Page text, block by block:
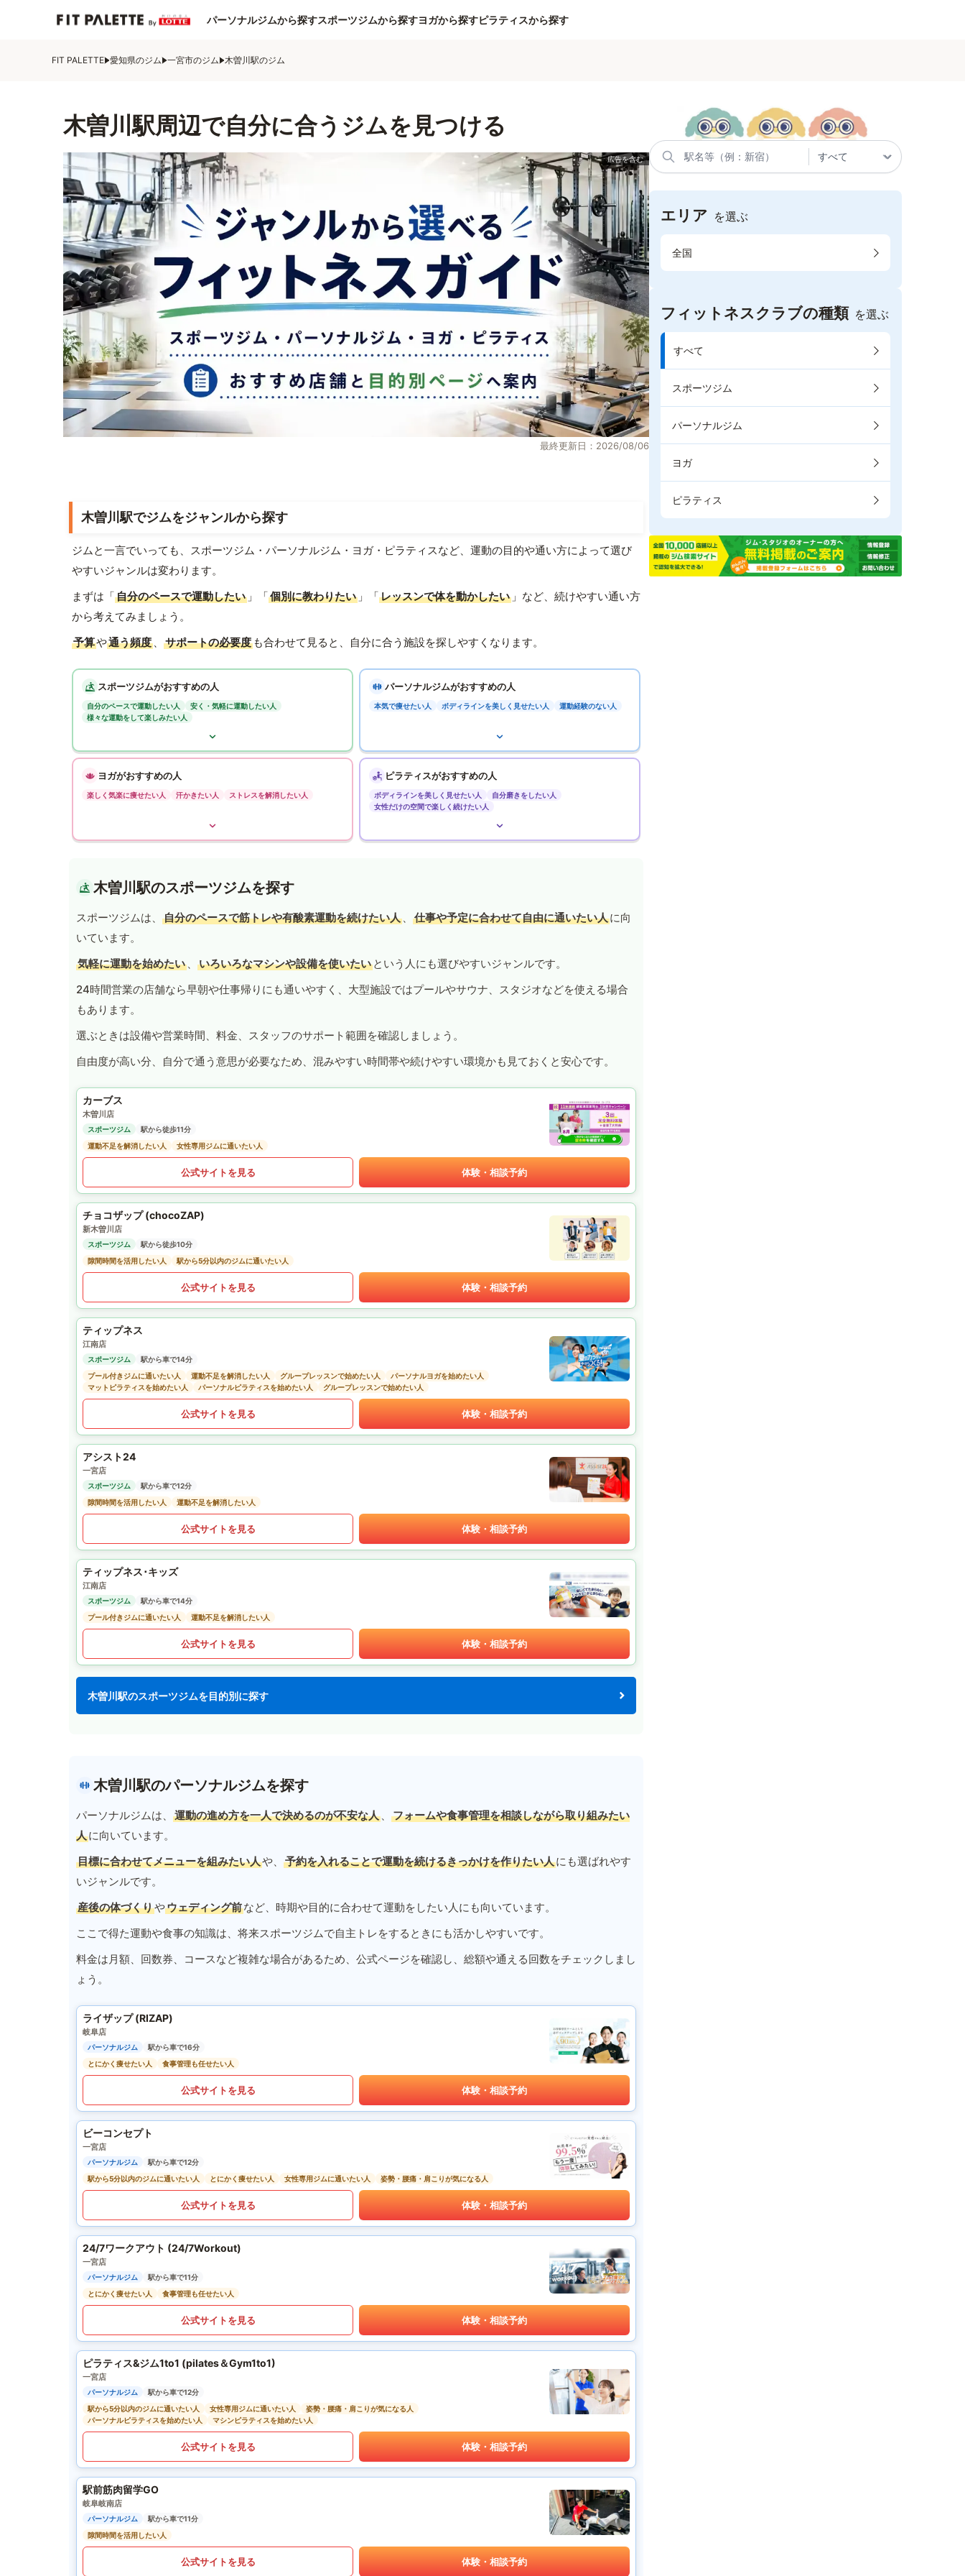
パーソナルジムから探すスポーツジムから探すヨガから探すピラティスから探す
FIT PALETTE 愛知県のジム 一宮市のジム 木曽川駅のジム
木曽川駅周辺で自分に合うジムを見つける
最終更新日：2026/08/06
木曽川駅でジムをジャンルから探す
ジムと一言でいっても、スポーツジム・パーソナルジム・ヨガ・ピラティスなど、運動の目的や通い方によって選び
やすいジャンルは変わります。
まずは「自分のペースで運動したい 」「個別に教わりたい 」「レッスンで体を動かしたい 」など、続けやすい通い方
から考えてみましょう。
予算や通う頻度 、 サポートの必要度 も合わせて見ると、自分に合う施設を探しやすくなります。
スポーツジムがおすすめの人
自分のペースで運動したい人
安く・気軽に運動したい人
様々な運動をして楽しみたい人
パーソナルジムがおすすめの人
本気で痩せたい人 ボディラインを美しく見せたい人 運動経験のない人
ヨガがおすすめの人
楽しく気楽に痩せたい人 汗かきたい人 ストレスを解消したい人
ピラティスがおすすめの人
ボディラインを美しく見せたい人
自分磨きをしたい人
女性だけの空間で楽しく続けたい人
木曽川駅のスポーツジムを探す
スポーツジムは、 自分のペースで筋トレや有酸素運動を続けたい人 、 仕事や予定に合わせて自由に通いたい人に向
いています。
気軽に運動を始めたい 、 いろいろなマシンや設備を使いたい という人にも選びやすいジャンルです。
24時間営業の店舗なら早朝や仕事帰りにも通いやすく、大型施設ではプールやサウナ、スタジオなどを使える場合
もあります。
選ぶときは設備や営業時間、料金、スタッフのサポート範囲を確認しましょう。
自由度が高い分、自分で通う意思が必要なため、混みやすい時間帯や続けやすい環境かも見ておくと安心です。
カーブス
木曽川店
スポーツジム
駅から徒歩11分
運動不足を解消したい人
女性専用ジムに通いたい人
公式サイトを見る 体験・相談予約
チョコザップ (chocoZAP)
新木曽川店
スポーツジム
駅から徒歩10分
隙間時間を活用したい人
駅から5分以内のジムに通いたい人
公式サイトを見る 体験・相談予約
ティップネス
江南店
スポーツジム
駅から車で14分
プール付きジムに通いたい人
運動不足を解消したい人 グループレッスンで始めたい人
パーソナルヨガを始めたい人
マットピラティスを始めたい人
パーソナルピラティスを始めたい人 グループレッスンで始めたい人
公式サイトを見る 体験・相談予約
アシスト24
一宮店
スポーツジム
駅から車で12分
隙間時間を活用したい人
運動不足を解消したい人
公式サイトを見る 体験・相談予約
ティップネス･キッズ
江南店
スポーツジム
駅から車で14分
プール付きジムに通いたい人
運動不足を解消したい人
公式サイトを見る 体験・相談予約
木曽川駅のスポーツジムを目的別に探す
木曽川駅のパーソナルジムを探す
パーソナルジムは、 運動の進め方を一人で決めるのが不安な人 、
フォームや食事管理を相談しながら取り組みたい
人に向いています。
目標に合わせてメニューを組みたい人や、 予約を入れることで運動を続けるきっかけを作りたい人にも選ばれやす
いジャンルです。
産後の体づくりやウェディング前など、時期や目的に合わせて運動をしたい人にも向いています。
ここで得た運動や食事の知識は、将来スポーツジムで自主トレをするときにも活かしやすいです。
料金は月額、回数券、コースなど複雑な場合があるため、公式ページを確認し、総額や通える回数をチェックしまし
ょう。
ライザップ (RIZAP)
岐阜店
パーソナルジム
駅から車で16分
とにかく痩せたい人
食事管理も任せたい人
公式サイトを見る 体験・相談予約
ビーコンセプト
一宮店
パーソナルジム
駅から車で12分
駅から5分以内のジムに通いたい人
とにかく痩せたい人 女性専用ジムに通いたい人 姿勢・腰痛・肩こりが気になる人
公式サイトを見る 体験・相談予約
24/7ワークアウト (24/7Workout)
一宮店
パーソナルジム
駅から車で11分
とにかく痩せたい人
食事管理も任せたい人
公式サイトを見る 体験・相談予約
ピラティス&ジム1to1 (pilates＆Gym1to1)
一宮店
パーソナルジム
駅から車で12分
駅から5分以内のジムに通いたい人
女性専用ジムに通いたい人
姿勢・腰痛・肩こりが気になる人
パーソナルピラティスを始めたい人
マシンピラティスを始めたい人
公式サイトを見る 体験・相談予約
駅前筋肉留学GO
岐阜岐南店
パーソナルジム
駅から車で11分
隙間時間を活用したい人
公式サイトを見る 体験・相談予約
エリア を選ぶ
全国
フィットネスクラブの種類 を選ぶ
すべて
スポーツジム
パーソナルジム
ヨガ
ピラティス